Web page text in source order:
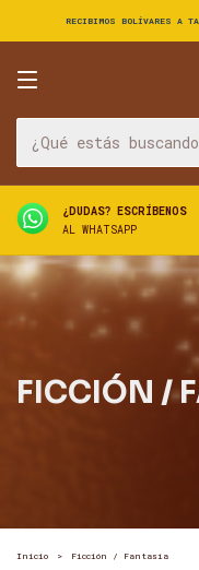
RECIBIMOS BOLÍVARES A
¿DUDAS? ESCRÍBENOS
AL WHATSAPP
FICCIÓN /
Inicio > Ficción / Fantasía